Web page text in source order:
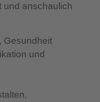
und anschaulich
Gesundheit
und